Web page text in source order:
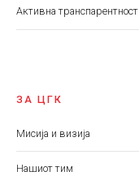
Aктивна транспарентност
ЗА ЦГК
Мисија и визија
Нашиот тим